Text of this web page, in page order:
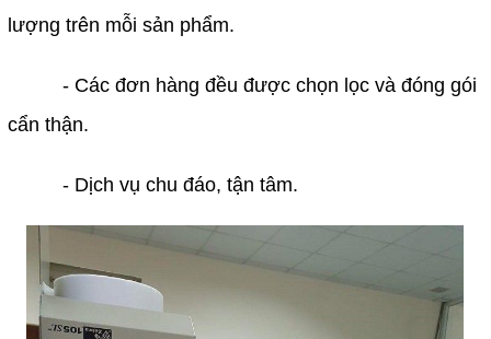
lượng trên mỗi sản phẩm.
- Các đơn hàng đều được chọn lọc và đóng gói
cẩn thận.
- Dịch vụ chu đáo, tận tâm.